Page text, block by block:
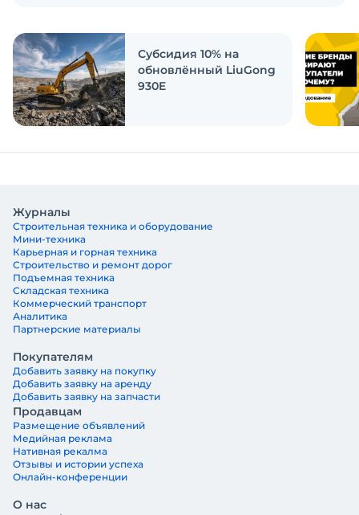
ответить на эти вопросы
Субсидия 10% на
обновлённый LiuGong
930E
Журналы
Строительная техника и оборудование
Мини-техника
Карьерная и горная техника
Строительство и ремонт дорог
Подъемная техника
Складская техника
Коммерческий транспорт
Аналитика
Партнерские материалы
Покупателям
Добавить заявку на покупку
Добавить заявку на аренду
Добавить заявку на запчасти
Продавцам
Размещение объявлений
Медийная реклама
Нативная рекалма
Отзывы и истории успеха
Онлайн-конференции
О нас